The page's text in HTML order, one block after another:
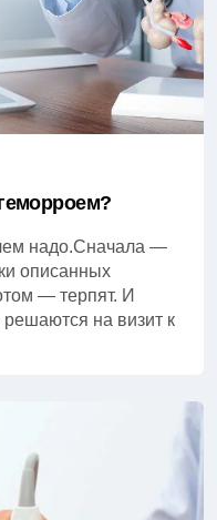
надо.Сначала —
описанных
— терпят. И
на визит к